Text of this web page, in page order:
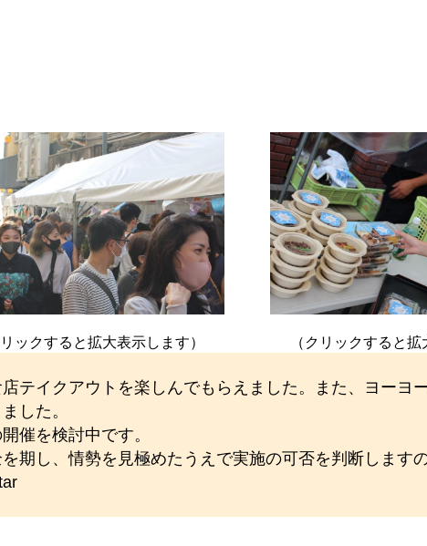
リックすると拡大表示します） （クリックすると拡
テイクアウトを楽しんでもらえました。また、ヨーヨ
した。
催を検討中です。
期し、情勢を見極めたうえで実施の可否を判断します